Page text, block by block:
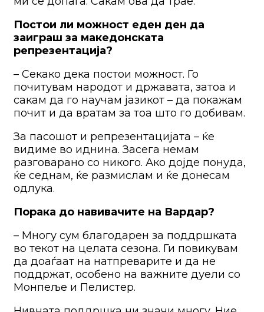
Постои ли можност еден ден да
заиграш за македонската
репрезентација?
– Секако дека постои можност. Го
почитувам народот и државата, затоа и
сакам да го научам јазикот – да покажам
почит и да вратам за тоа што го добивам.
За пасошот и репрезентацијата – ќе
видиме во иднина. Засега немам
разговарано со никого. Ако дојде понуда,
ќе седнам, ќе размислам и ќе донесам
одлука.
Порака до навивачите на Вардар?
– Многу сум благодарен за поддршката
во текот на целата сезона. Ги повикувам
да доаѓаат на натпреварите и да не
поддржат, особено на важните дуели со
Монпеље и Пелистер.